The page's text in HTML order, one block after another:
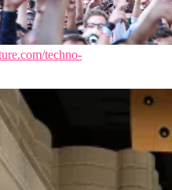
techno-